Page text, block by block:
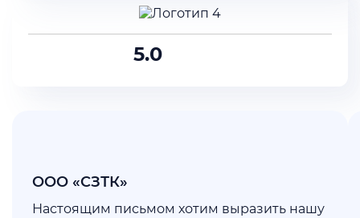
5.0
ООО «СЗТК»
Настоящим письмом хотим выразить нашу